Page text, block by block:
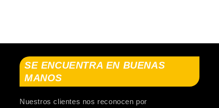
SE ENCUENTRA EN BUENAS
MANOS
Nuestros clientes nos reconocen por